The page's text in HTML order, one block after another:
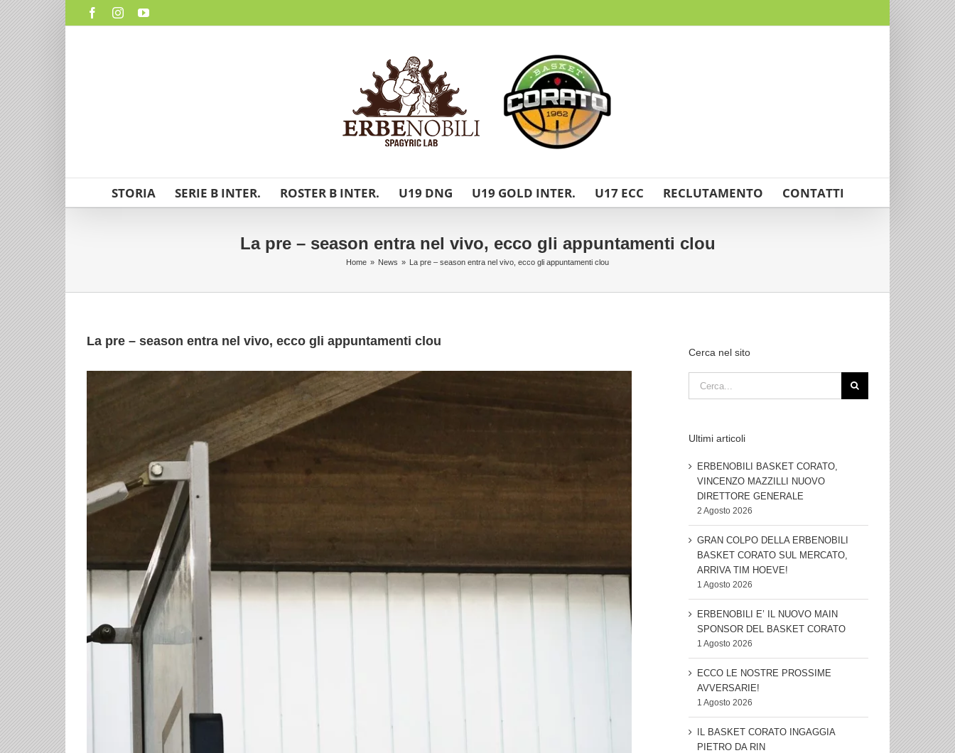
Salta
al
contenuto
FacebookInstagramYouTube
STORIA SERIE B INTER. ROSTER B INTER. U19 DNG U19 GOLD INTER. U17 ECC RECLUTAMENTO CONTATTI
La pre – season entra nel vivo, ecco gli appuntamenti clou
Home » News » La pre – season entra nel vivo, ecco gli appuntamenti clou
La pre – season entra nel vivo, ecco gli appuntamenti clou
Cerca nel sito
Ultimi articoli
ERBENOBILI BASKET CORATO,
VINCENZO MAZZILLI NUOVO
DIRETTORE GENERALE
2 Agosto 2026
GRAN COLPO DELLA ERBENOBILI
BASKET CORATO SUL MERCATO,
ARRIVA TIM HOEVE!
1 Agosto 2026
ERBENOBILI E’ IL NUOVO MAIN
SPONSOR DEL BASKET CORATO
1 Agosto 2026
ECCO LE NOSTRE PROSSIME
AVVERSARIE!
1 Agosto 2026
IL BASKET CORATO INGAGGIA
PIETRO DA RIN